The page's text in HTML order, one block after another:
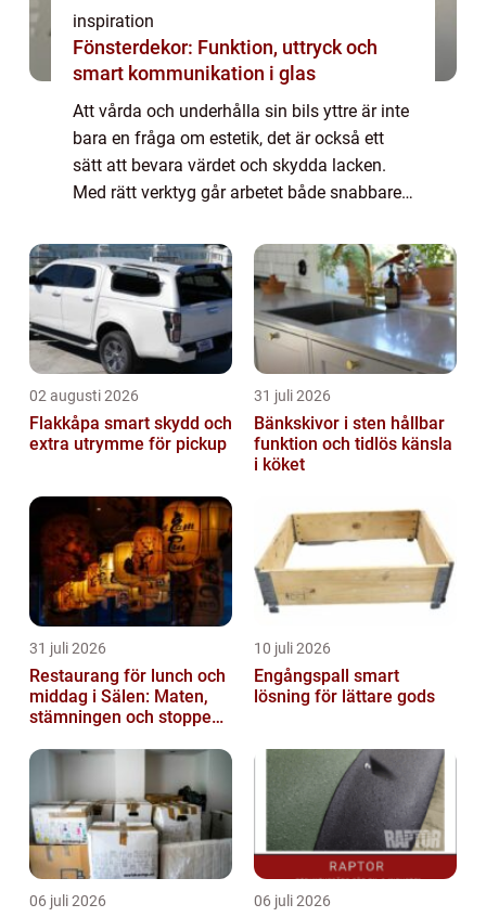
inspiration
Fönsterdekor: Funktion, uttryck och
smart kommunikation i glas
Att vårda och underhålla sin bils yttre är inte
bara en fråga om estetik, det är också ett
sätt att bevara värdet och skydda lacken.
Med rätt verktyg går arbetet både snabbare
02 augusti 2026
Flakkåpa smart skydd och
extra utrymme för pickup
31 juli 2026
Bänkskivor i sten hållbar
funktion och tidlös känsla
i köket
31 juli 2026
Restaurang för lunch och
middag i Sälen: Maten,
stämningen och stoppen
10 juli 2026
Engångspall smart
lösning för lättare gods
06 juli 2026 06 juli 2026